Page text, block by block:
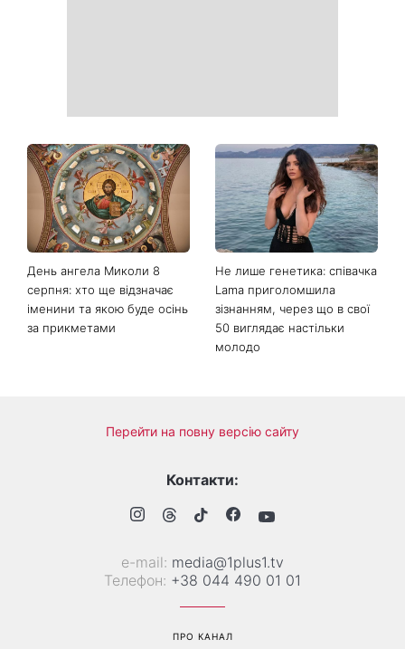
День ангела Миколи 8
серпня: хто ще відзначає
іменини та якою буде осінь
за прикметами
Не лише генетика: співачка
Lama приголомшила
зізнанням, через що в свої
50 виглядає настільки
молодо
Перейти на повну версію сайту
Контакти:
е-mail: media@1plus1.tv
Телефон: +38 044 490 01 01
ПРО КАНАЛ